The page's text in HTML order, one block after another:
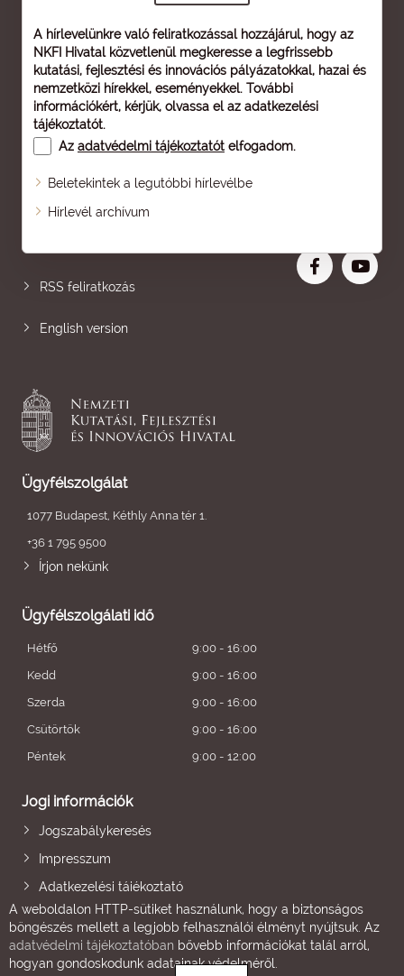
A hírlevelünkre való feliratkozással hozzájárul, hogy az
NKFI Hivatal közvetlenül megkeresse a legfrissebb
kutatási, fejlesztési és innovációs pályázatokkal, hazai és
nemzetközi hírekkel, eseményekkel. További
információkért, kérjük, olvassa el az adatkezelési
tájékoztatót.
Az adatvédelmi tájékoztatót elfogadom.
Beletekintek a legutóbbi hírlevélbe
Hírlevél archívum
Oldaltérkép
RSS feliratkozás
English version
Ügyfélszolgálat
1077 Budapest, Kéthly Anna tér 1.
+36 1 795 9500
Írjon nekünk
Ügyfélszolgálati idő
Hétfő
9:00 - 16:00
Kedd
9:00 - 16:00
Szerda
9:00 - 16:00
Csütörtök
9:00 - 16:00
Péntek
9:00 - 12:00
Jogi információk
Jogszabálykeresés
Impresszum
Adatkezelési tájékoztató
A weboldalon HTTP-sütiket használunk, hogy a biztonságos
böngészés mellett a legjobb felhasználói élményt nyújtsuk. Az
adatvédelmi tájékoztatóban bővebb információkat talál arról,
hogyan gondoskodunk adatainak védelméről.